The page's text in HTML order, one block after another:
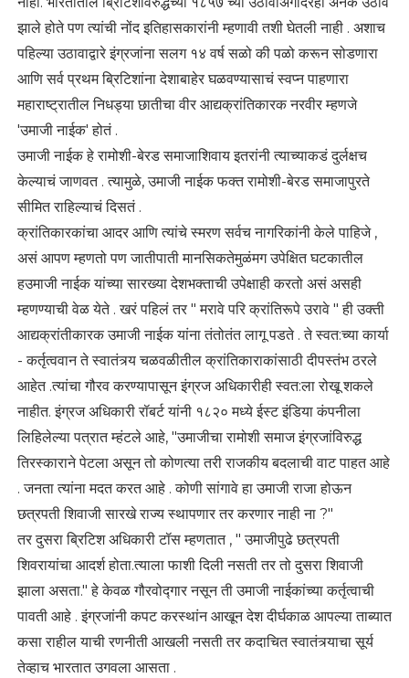
झाले होते पण त्यांची नोंद इतिहासकारांनी म्हणावी तशी घेतली नाही . अशाच
पहिल्या उठावाद्वारे इंग्रजांना सलग १४ वर्ष सळो की पळो करून सोडणारा
आणि सर्व प्रथम ब्रिटिशांना देशाबाहेर घळवण्यासाचं स्वप्न पाहणारा
महाराष्ट्रातील निधड्या छातीचा वीर आद्यक्रांतिकारक नरवीर म्हणजे
'उमाजी नाईक' होतं .
उमाजी नाईक हे रामोशी-बेरड समाजाशिवाय इतरांनी त्याच्याकडं दुर्लक्षच
केल्याचं जाणवत . त्यामुळे, उमाजी नाईक फक्त रामोशी-बेरड समाजापुरते
सीमित राहिल्याचं दिसतं .
क्रांतिकारकांचा आदर आणि त्यांचे स्मरण सर्वच नागरिकांनी केले पाहिजे ,
असं आपण म्हणतो पण जातीपाती मानसिकतेमुळंमग उपेक्षित घटकातील
हउमाजी नाईक यांच्या सारख्या देशभक्ताची उपेक्षाही करतो असं असही
म्हणण्याची वेळ येते . खरं पहिलं तर " मरावे परि क्रांतिरूपे उरावे " ही उक्ती
आद्यक्रांतीकारक उमाजी नाईक यांना तंतोतंत लागू पडते . ते स्वत:च्या कार्या
- कर्तृत्ववान ते स्वातंत्र्य चळवळीतील क्रांतिकाराकांसाठी दीपस्तंभ ठरले
आहेत .त्यांचा गौरव करण्यापासून इंग्रज अधिकारीही स्वत:ला रोखू शकले
नाहीत. इंग्रज अधिकारी रॉबर्ट यांनी १८२० मध्ये ईस्ट इंडिया कंपनीला
लिहिलेल्या पत्रात म्हंटले आहे, "उमाजीचा रामोशी समाज इंग्रजांविरुद्ध
तिरस्काराने पेटला असून तो कोणत्या तरी राजकीय बदलाची वाट पाहत आहे
. जनता त्यांना मदत करत आहे . कोणी सांगावे हा उमाजी राजा होऊन
छत्रपती शिवाजी सारखे राज्य स्थापणार तर करणार नाही ना ?"
तर दुसरा ब्रिटिश अधिकारी टॉस म्हणतात , " उमाजीपुढे छत्रपती
शिवरायांचा आदर्श होता.त्याला फाशी दिली नसती तर तो दुसरा शिवाजी
झाला असता." हे केवळ गौरवोद्गार नसून ती उमाजी नाईकांच्या कर्तृत्वाची
पावती आहे . इंग्रजांनी कपट करस्थांन आखून देश दीर्घकाळ आपल्या ताब्यात
कसा राहील याची रणनीती आखली नसती तर कदाचित स्वातंत्र्याचा सूर्य
तेव्हाच भारतात उगवला आसता .